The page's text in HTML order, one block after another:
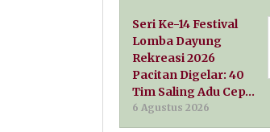
Seri Ke-14 Festival
Lomba Dayung
Rekreasi 2026
Pacitan Digelar: 40
Tim Saling Adu Cep…
6 Agustus 2026